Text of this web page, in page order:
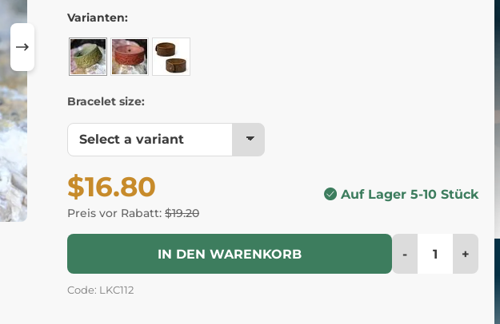
Varianten:
Bracelet size:
$16.80
Preis vor Rabatt: $19.20
Auf Lager 5-10 Stück
IN DEN WARENKORB - +
Code: LKC112